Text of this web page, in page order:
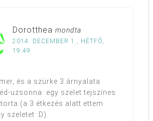
Dorotthea mondta
2014. DECEMBER 1., HÉTFŐ,
19:49
és a szürke 3 árnyalata
uzsonna: egy szelet tejszínes
(a 3 étkezés alatt ettem
szeletet :D)